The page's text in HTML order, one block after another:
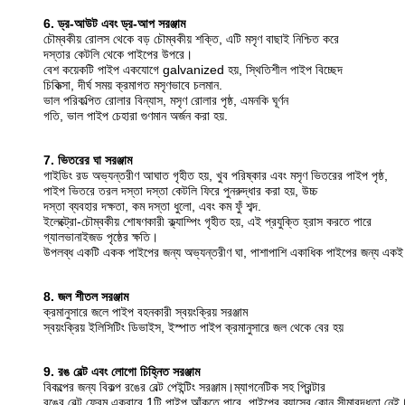
6. ড্র-আউট এবং ড্র-আপ সরঞ্জাম
চৌম্বকীয় রোলস থেকে বড় চৌম্বকীয় শক্তি, এটি মসৃণ বাছাই নিশ্চিত করে
দস্তার কেটলি থেকে পাইপের উপরে।
বেশ কয়েকটি পাইপ একযোগে galvanized হয়, স্থিতিশীল পাইপ বিচ্ছেদ
চিকিত্সা, দীর্ঘ সময় ক্রমাগত মসৃণভাবে চলমান.
ভাল পরিকল্পিত রোলার বিন্যাস, মসৃণ রোলার পৃষ্ঠ, এমনকি ঘূর্ণন
গতি, ভাল পাইপ চেহারা গুণমান অর্জন করা হয়.
7. ভিতরের ঘা সরঞ্জাম
গাইডিং রড অভ্যন্তরীণ আঘাত গৃহীত হয়, খুব পরিষ্কার এবং মসৃণ ভিতরের পাইপ পৃষ্ঠ,
পাইপ ভিতরে তরল দস্তা দস্তা কেটলি ফিরে পুনরুদ্ধার করা হয়, উচ্চ
দস্তা ব্যবহার দক্ষতা, কম দস্তা ধুলো, এবং কম ফুঁ শব্দ.
ইলেক্ট্রো-চৌম্বকীয় শোষণকারী ক্ল্যাম্পিং গৃহীত হয়, এই প্রযুক্তি হ্রাস করতে পারে
গ্যালভানাইজড পৃষ্ঠের ক্ষতি।
উপলব্ধ একটি একক পাইপের জন্য অভ্যন্তরীণ ঘা, পাশাপাশি একাধিক পাইপের জন্য একই
8. জল শীতল সরঞ্জাম
ক্রমানুসারে জলে পাইপ বহনকারী স্বয়ংক্রিয় সরঞ্জাম
স্বয়ংক্রিয় ইলিসিটিং ডিভাইস, ইস্পাত পাইপ ক্রমানুসারে জল থেকে বের হয়
9. রঙ বেল্ট এবং লোগো চিহ্নিত সরঞ্জাম
বিকল্পের জন্য বিকল্প রঙের বেল্ট পেইন্টিং সরঞ্জাম।ম্যাগনেটিক সহ প্রিন্টার